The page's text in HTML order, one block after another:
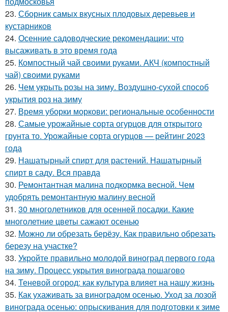
23. Сборник самых вкусных плодовых деревьев и
кустарников
24. Осенние садоводческие рекомендации: что
высаживать в это время года
25. Компостный чай своими руками. АКЧ (компостный
чай) своими руками
26. Чем укрыть розы на зиму. Воздушно-сухой способ
укрытия роз на зиму
27. Время уборки моркови: региональные особенности
28. Самые урожайные сорта огурцов для открытого
грунта то. Урожайные сорта огурцов — рейтинг 2023
года
29. Нашатырный спирт для растений. Нашатырный
спирт в саду. Вся правда
30. Ремонтантная малина подкормка весной. Чем
удобрять ремонтантную малину весной
31. 30 многолетников для осенней посадки. Какие
многолетние цветы сажают осенью
32. Можно ли обрезать берёзу. Как правильно обрезать
березу на участке?
33. Укройте правильно молодой виноград первого года
на зиму. Процесс укрытия винограда пошагово
34. Теневой огород: как культура влияет на нашу жизнь
35. Как ухаживать за виноградом осенью. Уход за лозой
винограда осенью: опрыскивания для подготовки к зиме